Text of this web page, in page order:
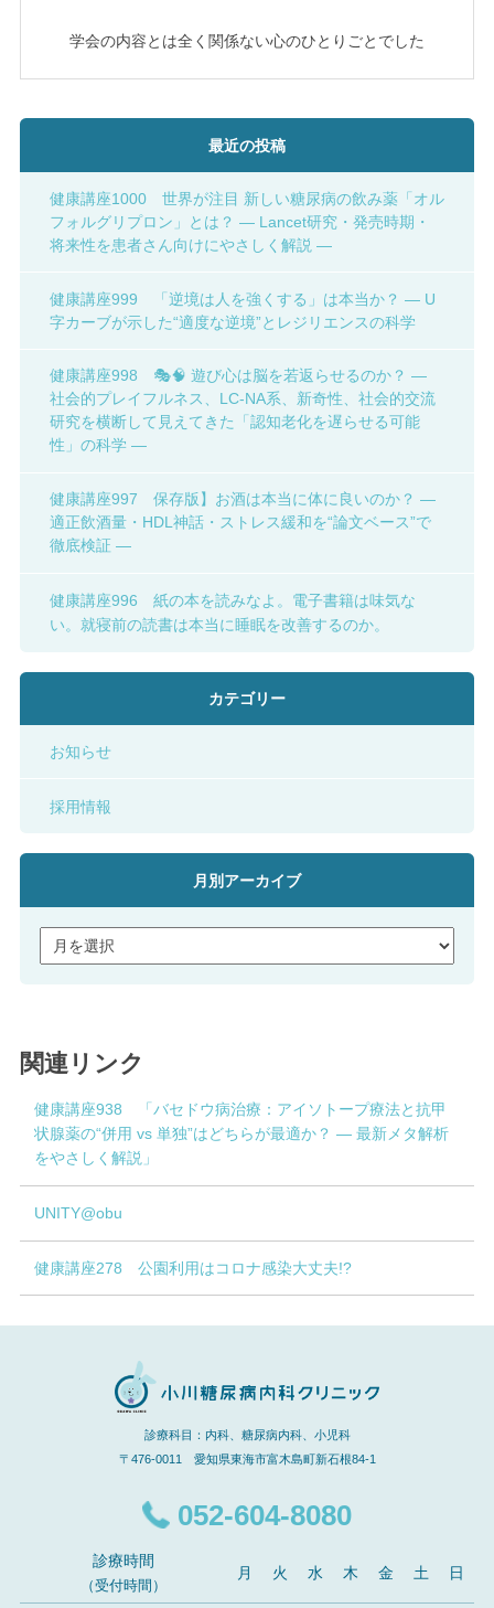
学会の内容とは全く関係ない心のひとりごとでした
最近の投稿
健康講座1000 世界が注目 新しい糖尿病の飲み薬「オル
フォルグリプロン」とは？ ― Lancet研究・発売時期・
将来性を患者さん向けにやさしく解説 ―
健康講座999 「逆境は人を強くする」は本当か？ ― U
字カーブが示した“適度な逆境”とレジリエンスの科学
健康講座998 🎭🧠 遊び心は脳を若返らせるのか？ ―
社会的プレイフルネス、LC-NA系、新奇性、社会的交流
研究を横断して見えてきた「認知老化を遅らせる可能
性」の科学 ―
健康講座997 保存版】お酒は本当に体に良いのか？ ―
適正飲酒量・HDL神話・ストレス緩和を“論文ベース”で
徹底検証 ―
健康講座996 紙の本を読みなよ。電子書籍は味気な
い。就寝前の読書は本当に睡眠を改善するのか。
カテゴリー
お知らせ
採用情報
月別アーカイブ
関連リンク
健康講座938 「バセドウ病治療：アイソトープ療法と抗甲
状腺薬の“併用 vs 単独”はどちらが最適か？ — 最新メタ解析
をやさしく解説」
UNITY@obu
健康講座278 公園利用はコロナ感染大丈夫!?
診療科目：内科、糖尿病内科、小児科
〒476-0011 愛知県東海市富木島町新石根84-1
052-604-8080
診療時間
（受付時間）
月 火 水 木 金 土 日